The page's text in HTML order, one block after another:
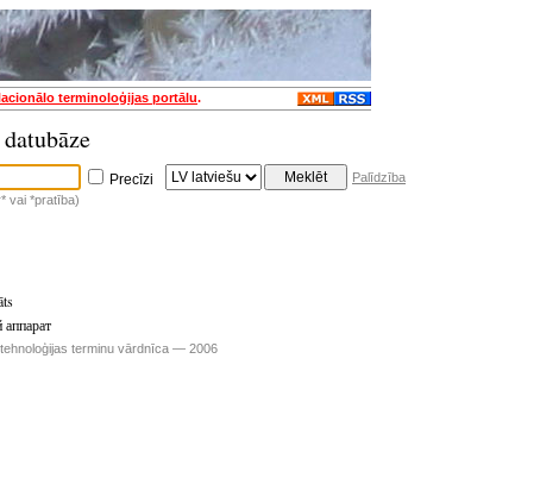
terminoloģijas portālu.
Precīzi
Palīdzība
vai *pratība)
аппарат
terminu vārdnīca — 2006